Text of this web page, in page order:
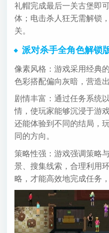
礼帽完成最后一关古堡即
体；电击杀人狂无需解锁
关。
派对杀手全角色解锁
像素风格：游戏采用经典
色彩搭配偏向灰暗，营造
剧情丰富：通过任务系统
情，使玩家能够沉浸于游
还能体验到不同的结局，
同的方向。
策略性强：游戏强调策略
景、搜集线索，合理利用
略，才能高效地完成任务